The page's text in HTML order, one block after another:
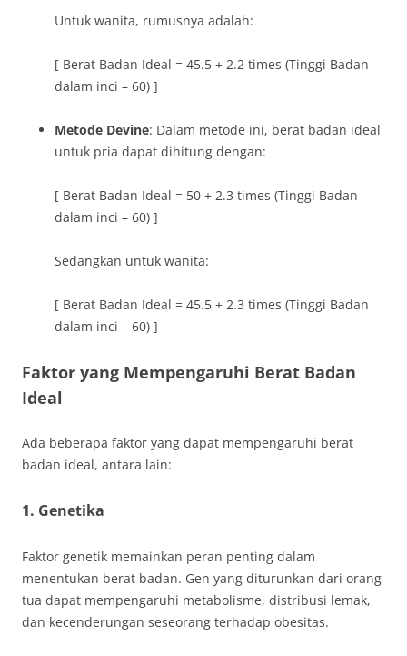
Untuk wanita, rumusnya adalah:
[ Berat Badan Ideal = 45.5 + 2.2 times (Tinggi Badan
dalam inci – 60) ]
Metode Devine: Dalam metode ini, berat badan ideal
untuk pria dapat dihitung dengan:
[ Berat Badan Ideal = 50 + 2.3 times (Tinggi Badan
dalam inci – 60) ]
Sedangkan untuk wanita:
[ Berat Badan Ideal = 45.5 + 2.3 times (Tinggi Badan
dalam inci – 60) ]
Faktor yang Mempengaruhi Berat Badan
Ideal
Ada beberapa faktor yang dapat mempengaruhi berat
badan ideal, antara lain:
1. Genetika
Faktor genetik memainkan peran penting dalam
menentukan berat badan. Gen yang diturunkan dari orang
tua dapat mempengaruhi metabolisme, distribusi lemak,
dan kecenderungan seseorang terhadap obesitas.